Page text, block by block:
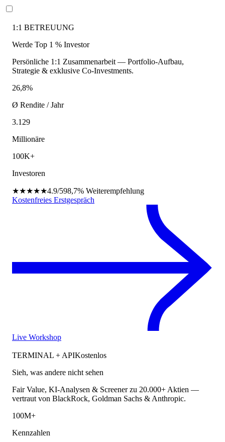
1:1 BETREUUNG
Werde Top 1 % Investor
Persönliche 1:1 Zusammenarbeit — Portfolio-Aufbau,
Strategie & exklusive Co-Investments.
26,8%
Ø Rendite / Jahr
3.129
Millionäre
100K+
Investoren
★★★★★4.9/598,7% Weiterempfehlung
Kostenfreies Erstgespräch
Live Workshop
TERMINAL + APIKostenlos
Sieh, was andere nicht sehen
Fair Value, KI-Analysen & Screener zu 20.000+ Aktien —
vertraut von BlackRock, Goldman Sachs & Anthropic.
100M+
Kennzahlen